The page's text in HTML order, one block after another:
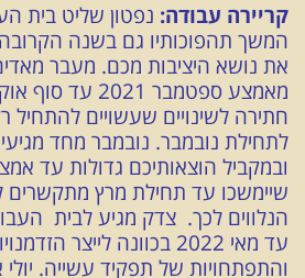
קריירה עבודה: נפטון שליט בית
המשך תהפוכותיו גם בשנה
את נושא היציבות מכם. מעבר
מאמצע ספטמבר
חתירה לשינויים שעשויים להתחיל
לתחילת נובמבר. נובמבר מחד
ובמקביל הוצאותיכם גדולות עד
שיימשכו עד תחילת מרץ מתקשרים
עד מאי 2022 בכוונה